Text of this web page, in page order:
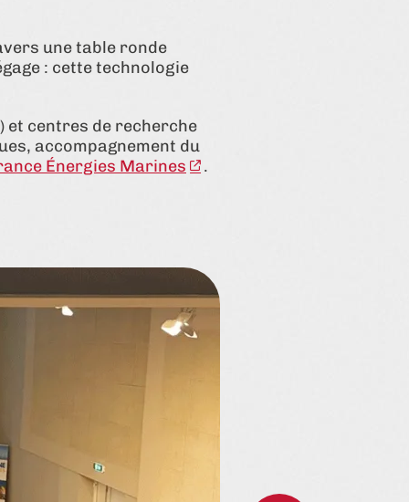
une table ronde
: cette technologie
) et centres de recherche
accompagnement du
Énergies Marines .